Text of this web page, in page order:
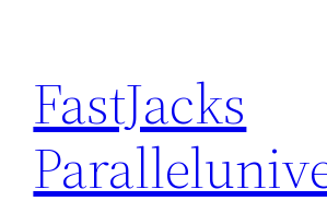
content
FastJacks